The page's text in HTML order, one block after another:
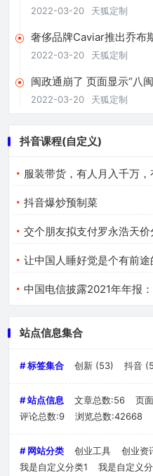
2022-03-20 天狐定制
奢侈品牌Caviar推出乔布
2022-03-20 天狐定制
闽政通崩了 页面显示“八
2022-03-20 天狐定制
抖音课程(自定义)
服装带货，有人月入千万，
抖音爆炒预制菜
交个朋友拟支付罗永浩天价分
让中国人睡好觉是个有前途
中国电信披露2021年年报：
站点信息集合
# 标签集合 创新 (53) 抖音
# 站点信息 文章总数:56 页
评论总数:9
浏览总数:42668
# 网站分类 创业工具 创业资
我是自定义分类1
我是自定义